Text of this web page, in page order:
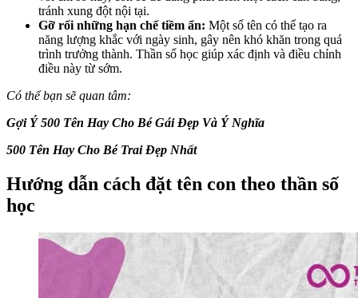
tránh xung đột nội tại.
Gỡ rối những hạn chế tiềm ẩn: Một số tên có thể tạo ra
năng lượng khắc với ngày sinh, gây nên khó khăn trong quá
trình trưởng thành. Thần số học giúp xác định và điều chỉnh
điều này từ sớm.
Có thể bạn sẽ quan tâm:
Gợi Ý 500 Tên Hay Cho Bé Gái Đẹp Và Ý Nghĩa
500 Tên Hay Cho Bé Trai Đẹp Nhất
Hướng dẫn cách đặt tên con theo thần số
học